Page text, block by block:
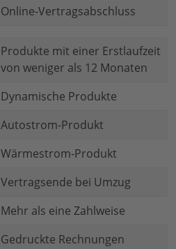
Online-Vertragsabschluss
Produkte mit einer Erstlaufzeit
von weniger als 12 Monaten
Dynamische Produkte
Autostrom-Produkt
Wärmestrom-Produkt
Vertragsende bei Umzug
Mehr als eine Zahlweise
Gedruckte Rechnungen